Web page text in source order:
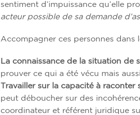
sentiment d’impuissance qu’elle
acteur possible de sa demande
Accompagner ces personnes dans
La connaissance de la situation de
prouver ce qui a été vécu mais
Travailler sur la capacité à raconter
peut déboucher sur des
coordinateur et référent juridique